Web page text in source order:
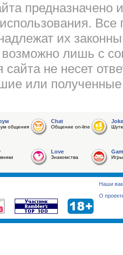
предназначено
их
лишь с
не несет
или
общения
Chat
Общение on-line
Joke
Love
Знакомства Игры
Наши
О